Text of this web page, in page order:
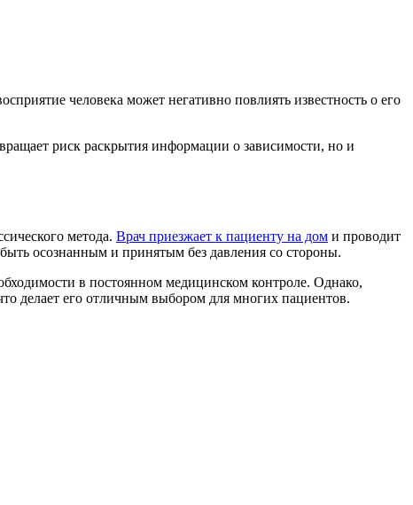
человека может негативно повлиять известность о его
риск раскрытия информации о зависимости, но и
метода. Врач приезжает к пациенту на дом и проводит
осознанным и принятым без давления со стороны.
в постоянном медицинском контроле. Однако,
делает его отличным выбором для многих пациентов.